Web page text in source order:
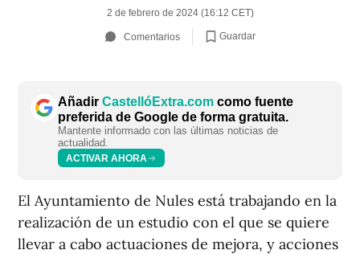
2 de febrero de 2024 (16:12 CET)
Comentarios Guardar
Añadir CastellóExtra.com como fuente
preferida de Google de forma gratuita.
Mantente informado con las últimas noticias de
actualidad.
ACTIVAR AHORA
El Ayuntamiento de Nules está trabajando en la
realización de un estudio con el que se quiere
llevar a cabo actuaciones de mejora, y acciones